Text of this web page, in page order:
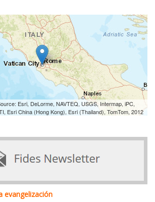
Esri, DeLorme, NAVTEQ, USGS, Intermap, iPC,
Esri China (Hong Kong), Esri (Thailand), TomTom, 2012
evangelización